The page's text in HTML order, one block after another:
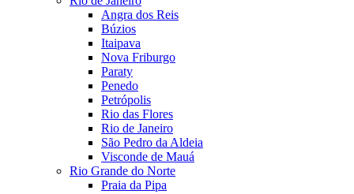
Angra dos Reis
Búzios
Itaipava
Nova Friburgo
Paraty
Penedo
Petrópolis
Rio das Flores
Rio de Janeiro
São Pedro da Aldeia
Visconde de Mauá
Rio Grande do Norte
Praia da Pipa